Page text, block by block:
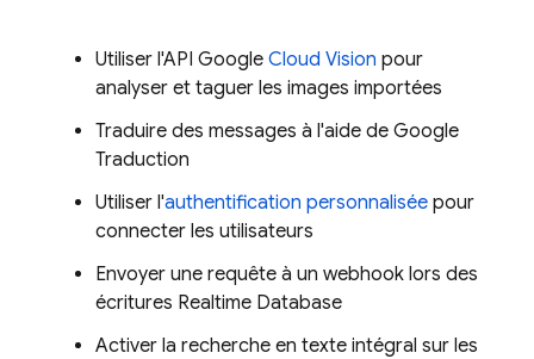
Utiliser l'API Google Cloud Vision pour
analyser et taguer les images importées
Traduire des messages à l'aide de Google
Traduction
Utiliser l'authentification personnalisée pour
connecter les utilisateurs
Envoyer une requête à un webhook lors des
écritures Realtime Database
Activer la recherche en texte intégral sur les